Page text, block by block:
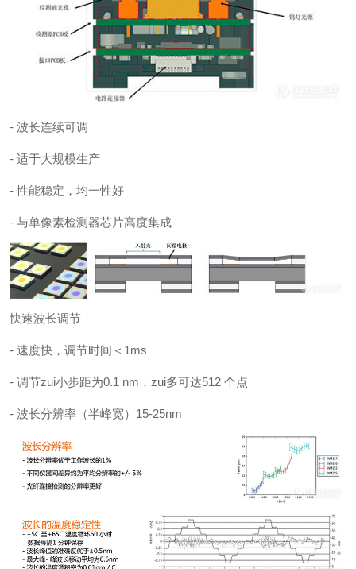
- 波长连续可调
- 适于大规模生产
- 性能稳定，均一性好
- 与单像素检测器芯片高度集成
快速波长调节
- 速度快，调节时间＜1ms
- 调节zui小步距为0.1 nm，zui多可达512 个点
- 波长分辨率（半峰宽）15-25nm